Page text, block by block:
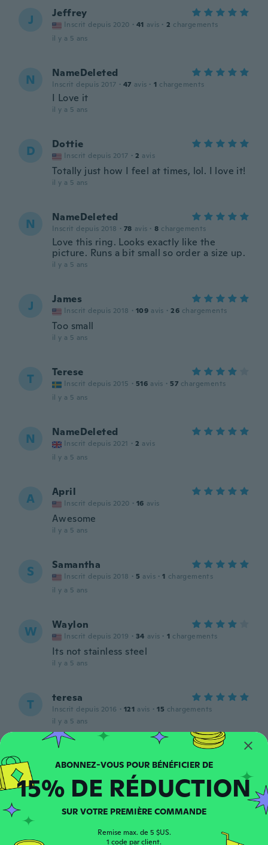
J Jeffrey
Inscrit depuis 2020 · 41 avis · 2 chargements
il y a 5 ans
N NameDeleted
Inscrit depuis 2017 · 47 avis · 1 chargements
I Love it
il y a 5 ans
D Dottie
Inscrit depuis 2017 · 2 avis
Totally just how I feel at times, lol. I love it!
il y a 5 ans
N NameDeleted
Inscrit depuis 2018 · 78 avis · 8 chargements
Love this ring. Looks exactly like the
picture. Runs a bit small so order a size up.
il y a 5 ans
J James
Inscrit depuis 2018 · 109 avis · 26 chargements
Too small
il y a 5 ans
T Terese
Inscrit depuis 2015 · 516 avis · 57 chargements
il y a 5 ans
N NameDeleted
Inscrit depuis 2021 · 2 avis
il y a 5 ans
A April
Inscrit depuis 2020 · 16 avis
Awesome
il y a 5 ans
S Samantha
Inscrit depuis 2018 · 5 avis · 1 chargements
il y a 5 ans
W Waylon
Inscrit depuis 2019 · 34 avis · 1 chargements
Its not stainless steel
il y a 5 ans
T teresa
Inscrit depuis 2016 · 121 avis · 15 chargements
il y a 5 ans
P Inscrit depuis 2017 · 62 avis · 20 chargements
il y a 5 ans
M Matriccs
avis
15% DE RÉDUCTION
SUR VOTRE PREMIÈRE COMMANDE
Remise max. de 5 $US.
1 code par client.